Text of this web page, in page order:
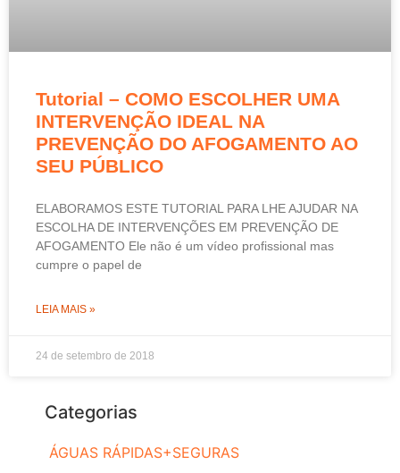
Tutorial – COMO ESCOLHER UMA
INTERVENÇÃO IDEAL NA
PREVENÇÃO DO AFOGAMENTO AO
SEU PÚBLICO
ELABORAMOS ESTE TUTORIAL PARA LHE AJUDAR NA
ESCOLHA DE INTERVENÇÕES EM PREVENÇÃO DE
AFOGAMENTO Ele não é um vídeo profissional mas
cumpre o papel de
LEIA MAIS »
24 de setembro de 2018
Categorias
ÁGUAS RÁPIDAS+SEGURAS